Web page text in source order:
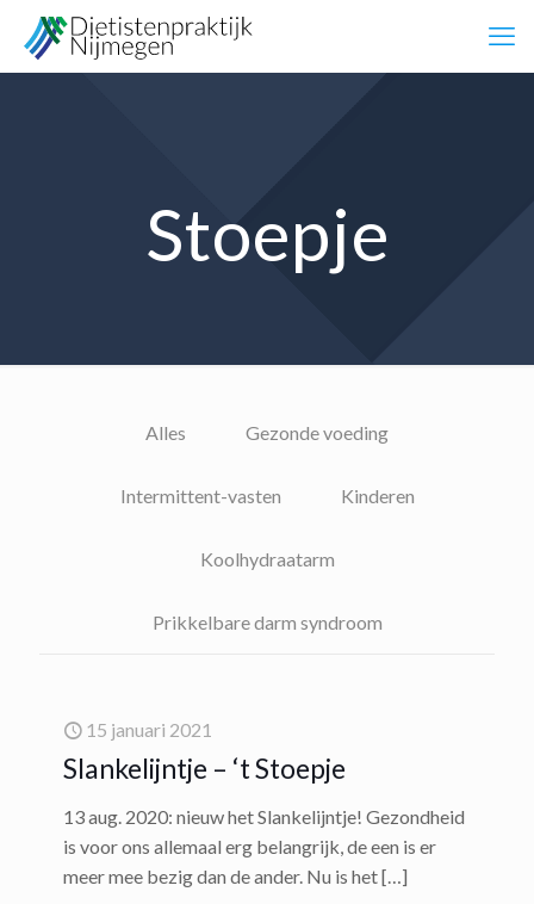
Stoepje
Alles Gezonde voeding
Intermittent-vasten Kinderen
Koolhydraatarm
Prikkelbare darm syndroom
15 januari 2021
Slankelijntje – ‘t Stoepje
13 aug. 2020: nieuw het Slankelijntje! Gezondheid
is voor ons allemaal erg belangrijk, de een is er
meer mee bezig dan de ander. Nu is het[…]